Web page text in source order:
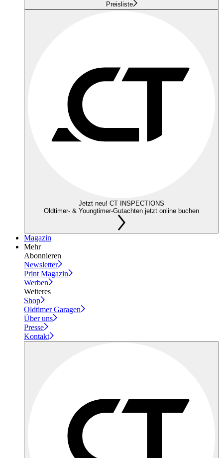
Preisliste
Jetzt neu! CT INSPECTIONS
Oldtimer- & Youngtimer-Gutachten jetzt online buchen
Magazin
Mehr
Abonnieren
Newsletter
Print Magazin
Werben
Weiteres
Shop
Oldtimer Garagen
Über uns
Presse
Kontakt